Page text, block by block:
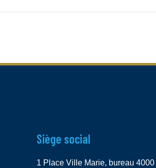
Siège social
1 Place Ville Marie, bureau 4000